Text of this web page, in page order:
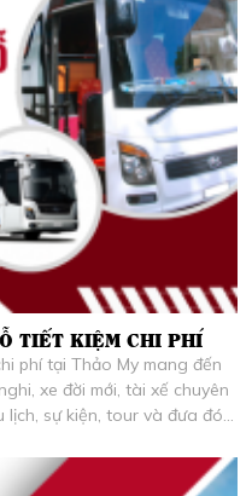
TIẾT KIỆM CHI PHÍ
phí tại Thảo My mang đến
xe đời mới, tài xế chuyên
sự kiện, tour và đưa đón